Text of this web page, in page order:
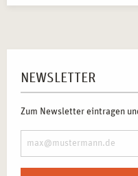
NEWSLETTER
Zum Newsletter eintragen